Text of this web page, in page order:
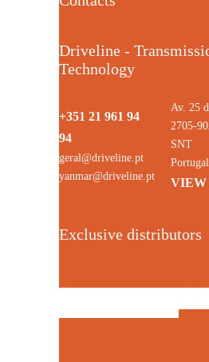
Driveline -
Technology
+351 21 961 94
94
geral@driveline.pt
yanmar@driveline.pt
Av. 25
2705-
SNT
Portugal
VIEW
Exclusive distributors